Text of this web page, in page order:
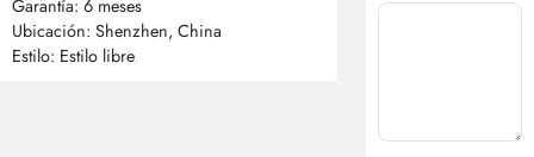
Garantía: 6 meses
Ubicación: Shenzhen, China
Estilo: Estilo libre